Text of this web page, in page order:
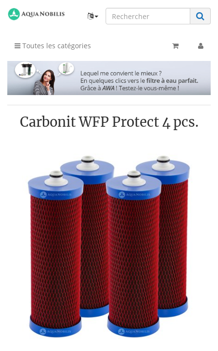
Toutes les catégories
Carbonit WFP Protect 4 pcs.